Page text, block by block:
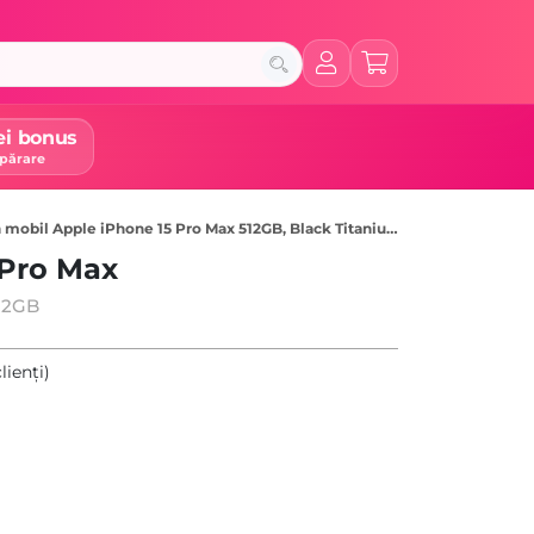
bonus
Apple iPhone 15 Pro Max 512GB, Black Titanium
Max